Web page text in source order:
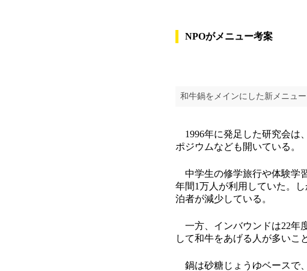
NPOがメニュー考案
和牛鍋をメインにした新メニュー
1996年に発足した研究会は
ポジウムなども開いている。
中学生の修学旅行や体験学
年間1万人が利用していた。
泊者が減少している。
一方、インバウンドは22年
して和牛をあげる人が多いこ
鍋は砂糖じょうゆベースで